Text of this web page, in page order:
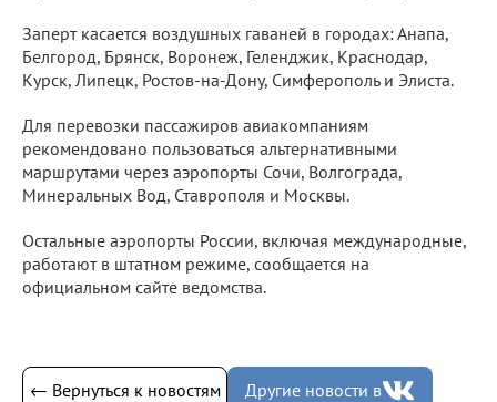
Заперт касается воздушных гаваней в городах: Анапа,
Белгород, Брянск, Воронеж, Геленджик, Краснодар,
Курск, Липецк, Ростов-на-Дону, Симферополь и Элиста.
Для перевозки пассажиров авиакомпаниям
рекомендовано пользоваться альтернативными
маршрутами через аэропорты Сочи, Волгограда,
Минеральных Вод, Ставрополя и Москвы.
Остальные аэропорты России, включая международные,
работают в штатном режиме, сообщается на
официальном сайте ведомства.
← Вернуться к новостям Другие новости в